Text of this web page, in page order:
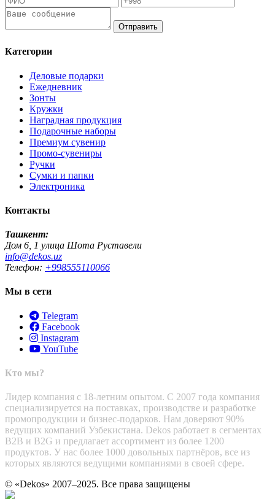
Отправить
Категории
Деловые подарки
Ежедневник
Зонты
Кружки
Наградная продукция
Подарочные наборы
Премиум сувенир
Промо-сувениры
Ручки
Сумки и папки
Электроника
Контакты
Ташкент:
Дом 6, 1 улица Шота Руставели
info@dekos.uz
Телефон: +998555110066
Мы в сети
Telegram
Facebook
Instagram
YouTube
Кто мы?
Лидер компания с 18-летним опытом. С 2007 года компания
специализируется на поставках, производстве и разработке
промопродукции и бизнес-подарков. Нам доверяют 90%
ведущих компаний Узбекистана. Dekos работает в сегментах
B2B и B2G и предлагает ассортимент из более 1200
продуктов. У нас более 1000 довольных партнёров, все из
которых являются ведущими компаниями в своей сфере.
© «Dekos» 2007–2025. Все права защищены